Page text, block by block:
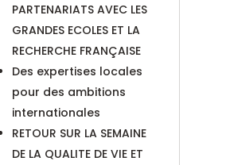
PARTENARIATS AVEC LES
GRANDES ECOLES ET LA
RECHERCHE FRANÇAISE
Des expertises locales
pour des ambitions
internationales
RETOUR SUR LA SEMAINE
DE LA QUALITE DE VIE ET